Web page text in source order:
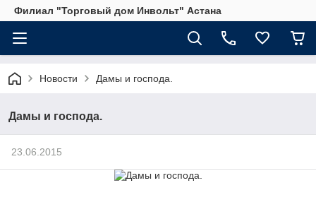
Филиал "Торговый дом Инвольт" Астана
Новости Дамы и господа.
Дамы и господа.
23.06.2015